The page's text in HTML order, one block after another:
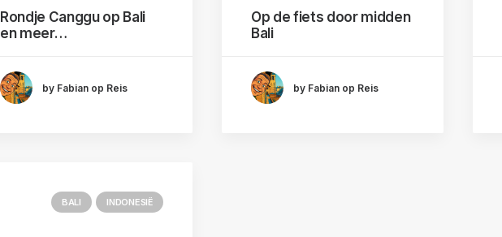
Rondje Canggu op Bali
en meer…
by Fabian op Reis
Op de fiets door midden
Bali
by Fabian op Reis
BALI INDONESIË